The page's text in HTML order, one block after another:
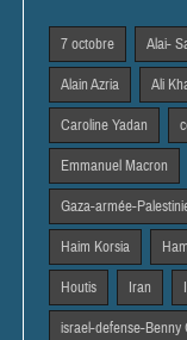
7 octobre Alai-
Alain Azria Ali
Caroline Yadan
Emmanuel Macron
Gaza-armée-
Haim Korsia
Houtis Iran
israel-defense-Benny